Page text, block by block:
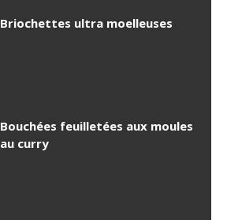
Briochettes ultra moelleuses
Bouchées feuilletées aux moules
au curry